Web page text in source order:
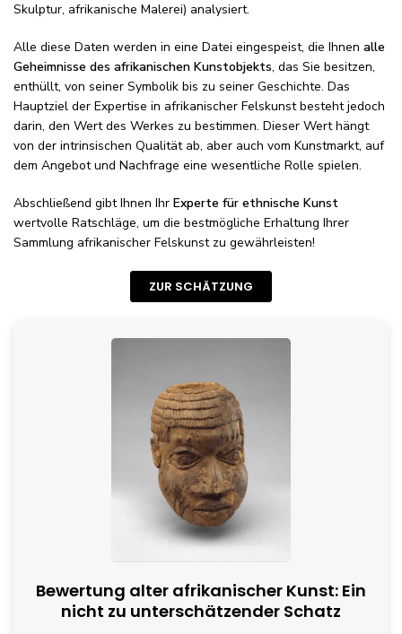
Skulptur, afrikanische Malerei) analysiert.
Alle diese Daten werden in eine Datei eingespeist, die Ihnen alle
Geheimnisse des afrikanischen Kunstobjekts, das Sie besitzen,
enthüllt, von seiner Symbolik bis zu seiner Geschichte. Das
Hauptziel der Expertise in afrikanischer Felskunst besteht jedoch
darin, den Wert des Werkes zu bestimmen. Dieser Wert hängt
von der intrinsischen Qualität ab, aber auch vom Kunstmarkt, auf
dem Angebot und Nachfrage eine wesentliche Rolle spielen.
Abschließend gibt Ihnen Ihr Experte für ethnische Kunst
wertvolle Ratschläge, um die bestmögliche Erhaltung Ihrer
Sammlung afrikanischer Felskunst zu gewährleisten!
ZUR SCHÄTZUNG
Bewertung alter afrikanischer Kunst: Ein
nicht zu unterschätzender Schatz